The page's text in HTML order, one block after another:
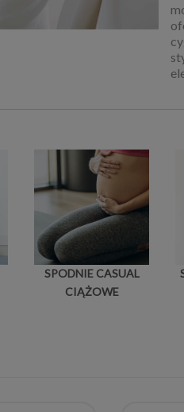
SPODNIE CASUAL
CIĄŻOWE